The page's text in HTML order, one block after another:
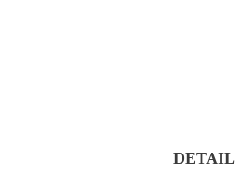
DETAIL